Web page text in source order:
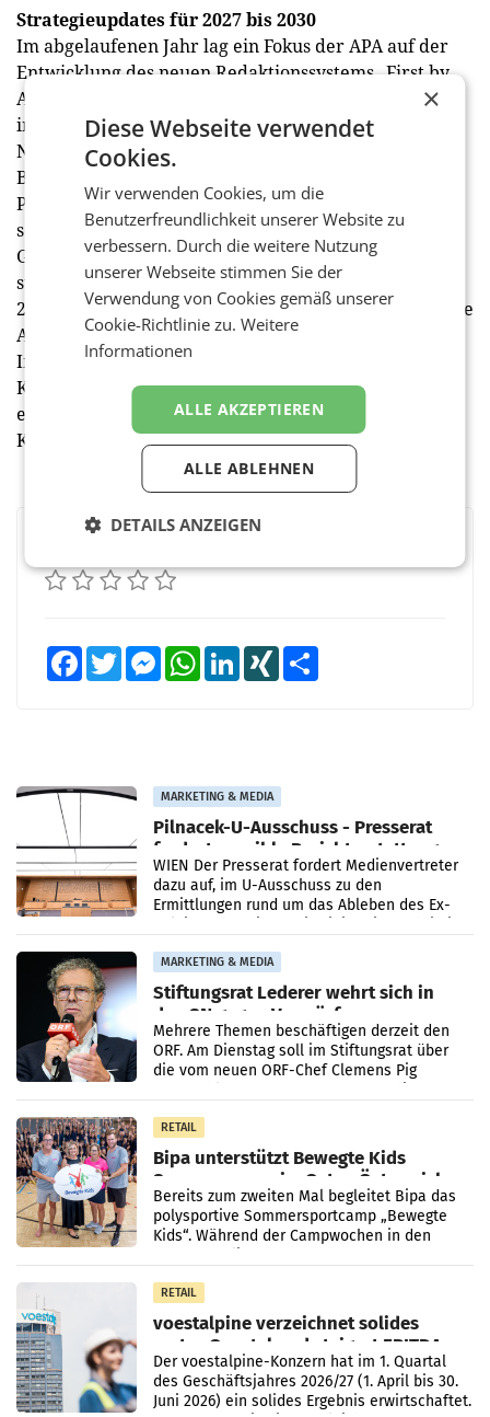
Strategieupdates für 2027 bis 2030
Im abgelaufenen Jahr lag ein Fokus der APA auf der
Entwicklung des neuen Redaktionssystems „First by
APA", mit dem bereits das erste Modul „Agenda"
implementiert wurde. Die Bildagentur firmiert seit
November unter dem Namen APA-Images, der
Bildbestand wurde in die zentrale Recherche- und
Planungsplattform APA-NewsDesk integriert und um
semantische KI-Suche sowie partielle KI-
Gesichtserkennung ergänzt. Das weitere Jahr 2026
steht im Zeichen eines Strategieupdates für die Jahre
2027 bis 2030. Mit dem Programm „APA[2]AI" legte die
APA eine neue Evolutionsstufe ihrer KI-Strategie vor.
Im März wurde mit „AustroBERT", entwickelt in
Kooperation mit der AI Factory Austria, ein selbst
entwickeltes KI-Modell realisiert, das der
Kategorisierung von Medientexten dient. (APA/red)
FacebookTwitter MessengerWhatsAppLinkedInXING
MARKETING & MEDIA
Pilnacek-U-Ausschuss - Presserat
fordert sensible Berichterstattung
WIEN Der Presserat fordert Medienvertreter
dazu auf, im U-Ausschuss zu den
Ermittlungen rund um das Ableben des Ex-
MARKETING & MEDIA
Stiftungsrat Lederer wehrt sich in
den SN gegen Vorwürfe
Mehrere Themen beschäftigen derzeit den
ORF. Am Dienstag soll im Stiftungsrat über
die vom neuen ORF-Chef Clemens Pig
RETAIL
Bipa unterstützt Bewegte Kids
Sommercamps im Osten Österreichs
Bereits zum zweiten Mal begleitet Bipa das
polysportive Sommersportcamp „Bewegte
Kids“. Während der Campwochen in den
RETAIL
voestalpine verzeichnet solides
erstes Quartal und steigert EBITDA
Der voestalpine-Konzern hat im 1. Quartal
des Geschäftsjahres 2026/27 (1. April bis 30.
Juni 2026) ein solides Ergebnis erwirtschaftet.
×
Diese Webseite verwendet
Cookies.
Wir verwenden Cookies, um die
Benutzerfreundlichkeit unserer Website zu
verbessern. Durch die weitere Nutzung
unserer Webseite stimmen Sie der
Verwendung von Cookies gemäß unserer
Cookie-Richtlinie zu.Weitere
Informationen
ALLE AKZEPTIEREN
ALLE ABLEHNEN
DETAILS ANZEIGEN